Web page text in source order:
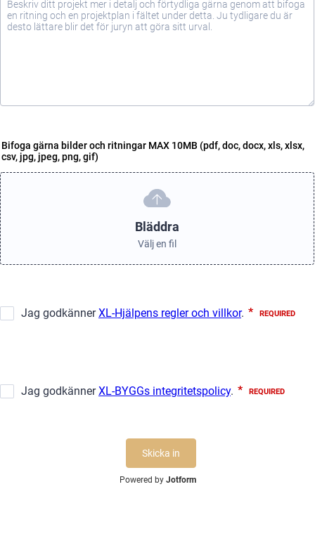
Bifoga gärna bilder och ritningar MAX 10MB (pdf, doc, docx, xls, xlsx,
csv, jpg, jpeg, png, gif)
Bläddra
Välj en fil
Skicka in
Powered by Jotform